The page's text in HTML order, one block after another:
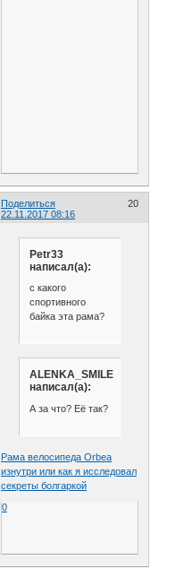
Поделиться
20
22.11.2017 08:16
Petr33
написал(а):
с какого
спортивного
байка эта рама?
ALENKA_SMILE
написал(а):
А за что? Её так?
Рама велосипеда Orbea
изнутри или как я исследовал
секреты болгаркой
0